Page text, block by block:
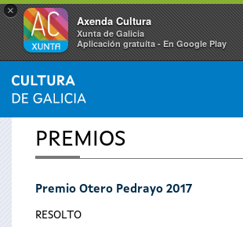
×
Axenda Cultura
Xunta de Galicia
Aplicación gratuíta - En Google Play
Vostede
está
aquí
INICIO
PREMIOS
Premio Otero Pedrayo 2017
RESOLTO